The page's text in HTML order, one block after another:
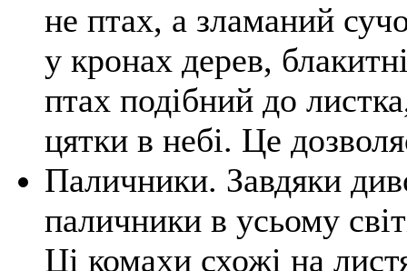
не птах, а зламаний
у кронах дерев,
птах подібний до
цятки в небі. Це
Паличники. Завдяки
паличники в усьому
Ці комахи схожі на